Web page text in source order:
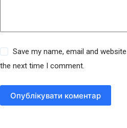
Save my name, email and
the next time I comment.
Опублікувати коментар